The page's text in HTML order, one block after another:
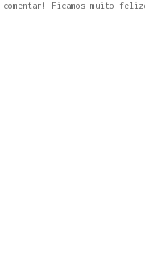
comentar! Ficamos muito